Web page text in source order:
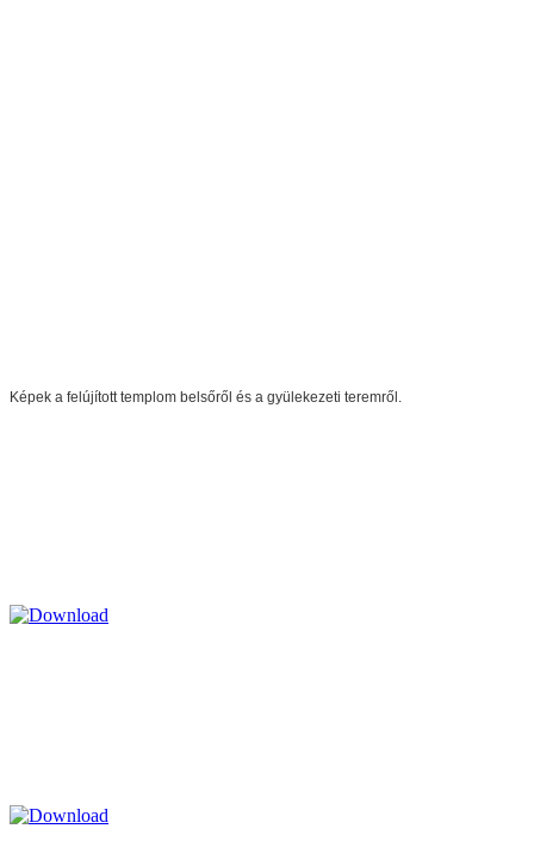
Képek a felújított templom belsőről és a gyülekezeti teremről.